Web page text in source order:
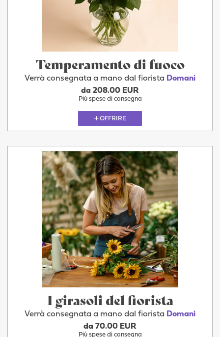
Temperamento di fuoco
Verrà consegnata a mano dal fiorista Domani
da 208.00 EUR
Più spese di consegna
OFFRIRE
I girasoli del fiorista
Verrà consegnata a mano dal fiorista Domani
da 70.00 EUR
Più spese di consegna